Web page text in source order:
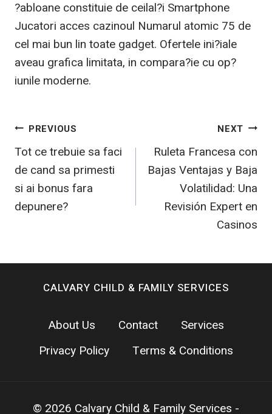
?abloane constituie de ceilal?i Smartphone
Jucatori acces cazinoul Numarul atomic 75 de
cel mai bun lin toate gadget. Ofertele ini?iale
aveau grafica limitata, in compara?ie cu op?
iunile moderne.
Post
navigation
PREVIOUS
Tot ce trebuie sa faci
de cand sa primesti
si ai bonus fara
depunere?
NEXT
Ruleta Francesa con
Bajas Ventajas y Baja
Volatilidad: Una
Revisión Expert en
Casinos
CALVARY CHILD & FAMILY SERVICES
About Us Contact
Services
Privacy Policy
Terms & Conditions
© 2026 Calvary Child & Family Services -